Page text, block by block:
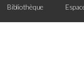
Bibliothèque
cookies